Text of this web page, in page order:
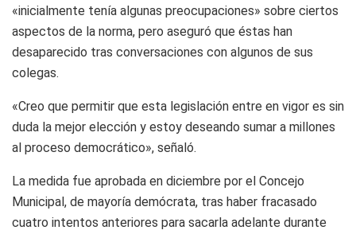
«inicialmente tenía algunas preocupaciones» sobre ciertos
aspectos de la norma, pero aseguró que éstas han
desaparecido tras conversaciones con algunos de sus
colegas.
«Creo que permitir que esta legislación entre en vigor es sin
duda la mejor elección y estoy deseando sumar a millones
al proceso democrático», señaló.
La medida fue aprobada en diciembre por el Concejo
Municipal, de mayoría demócrata, tras haber fracasado
cuatro intentos anteriores para sacarla adelante durante